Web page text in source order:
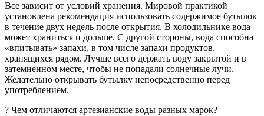
Все зависит от условий хранения. Мировой практикой
установлена рекомендация использовать содержимое бутылок
в течение двух недель после открытия. В холодильнике вода
может храниться и дольше. С другой стороны, вода способна
«впитывать» запахи, в том числе запахи продуктов,
хранящихся рядом. Лучше всего держать воду закрытой и в
затемненном месте, чтобы не попадали солнечные лучи.
Желательно открывать бутылку непосредственно перед
употреблением.
? Чем отличаются артезианские воды разных марок?